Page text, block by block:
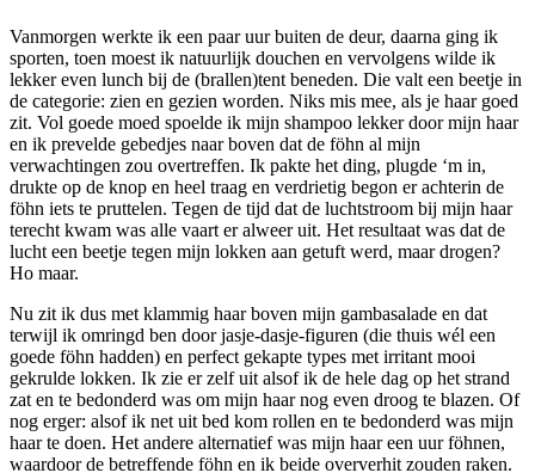
Vanmorgen werkte ik een paar uur buiten de deur, daarna ging ik
sporten, toen moest ik natuurlijk douchen en vervolgens wilde ik
lekker even lunch bij de (brallen)tent beneden. Die valt een beetje in
de categorie: zien en gezien worden. Niks mis mee, als je haar goed
zit. Vol goede moed spoelde ik mijn shampoo lekker door mijn haar
en ik prevelde gebedjes naar boven dat de föhn al mijn
verwachtingen zou overtreffen. Ik pakte het ding, plugde ‘m in,
drukte op de knop en heel traag en verdrietig begon er achterin de
föhn iets te pruttelen. Tegen de tijd dat de luchtstroom bij mijn haar
terecht kwam was alle vaart er alweer uit. Het resultaat was dat de
lucht een beetje tegen mijn lokken aan getuft werd, maar drogen?
Ho maar.
Nu zit ik dus met klammig haar boven mijn gambasalade en dat
terwijl ik omringd ben door jasje-dasje-figuren (die thuis wél een
goede föhn hadden) en perfect gekapte types met irritant mooi
gekrulde lokken. Ik zie er zelf uit alsof ik de hele dag op het strand
zat en te bedonderd was om mijn haar nog even droog te blazen. Of
nog erger: alsof ik net uit bed kom rollen en te bedonderd was mijn
haar te doen. Het andere alternatief was mijn haar een uur föhnen,
waardoor de betreffende föhn en ik beide oververhit zouden raken.